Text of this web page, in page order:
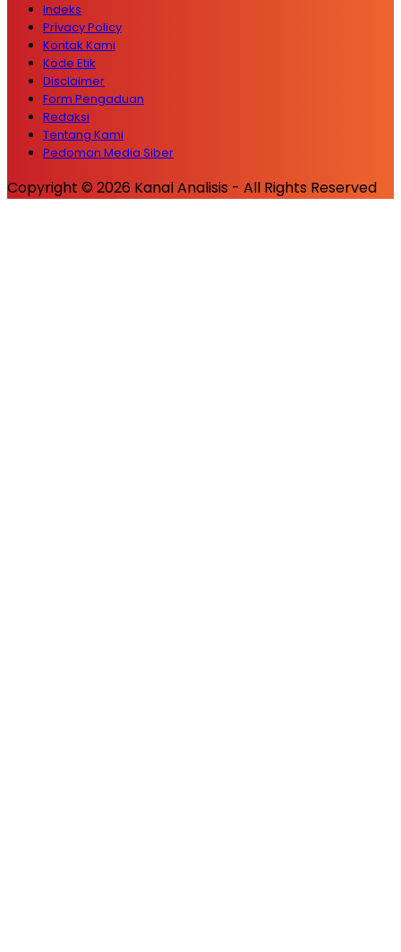
Indeks
Privacy Policy
Kontak Kami
Kode Etik
Disclaimer
Form Pengaduan
Redaksi
Tentang Kami
Pedoman Media Siber
Copyright © 2026 Kanal Analisis - All Rights Reserved